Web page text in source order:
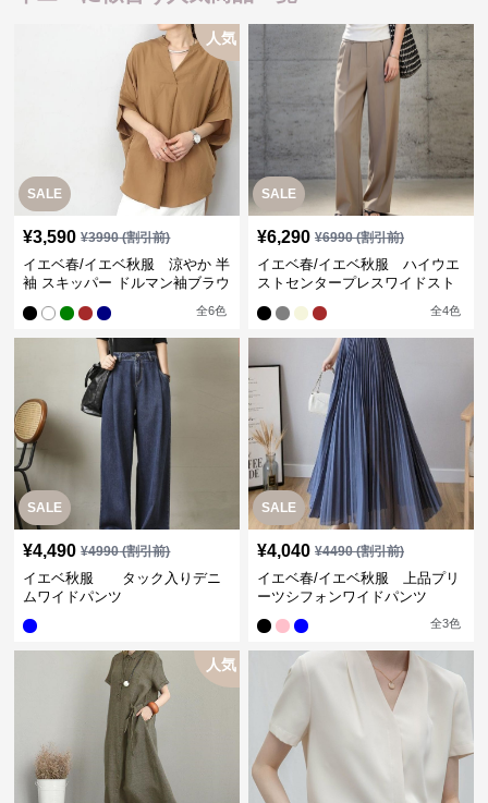
SALE
人気
¥3,590 ¥3990(割引前)
イエベ春/イエベ秋服 涼やか 半
袖 スキッパー ドルマン袖ブラウ
全6色
SALE
¥6,290 ¥6990(割引前)
イエベ春/イエベ秋服 ハイウエ
ストセンタープレスワイドスト
全4色
SALE
¥4,490 ¥4990(割引前)
イエベ秋服 タック入りデニ
ムワイドパンツ
SALE
¥4,040 ¥4490(割引前)
イエベ春/イエベ秋服 上品プリ
ーツシフォンワイドパンツ
全3色
人気